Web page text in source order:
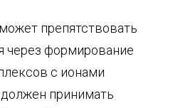
препятствовать
через формирование
с ионами
принимать